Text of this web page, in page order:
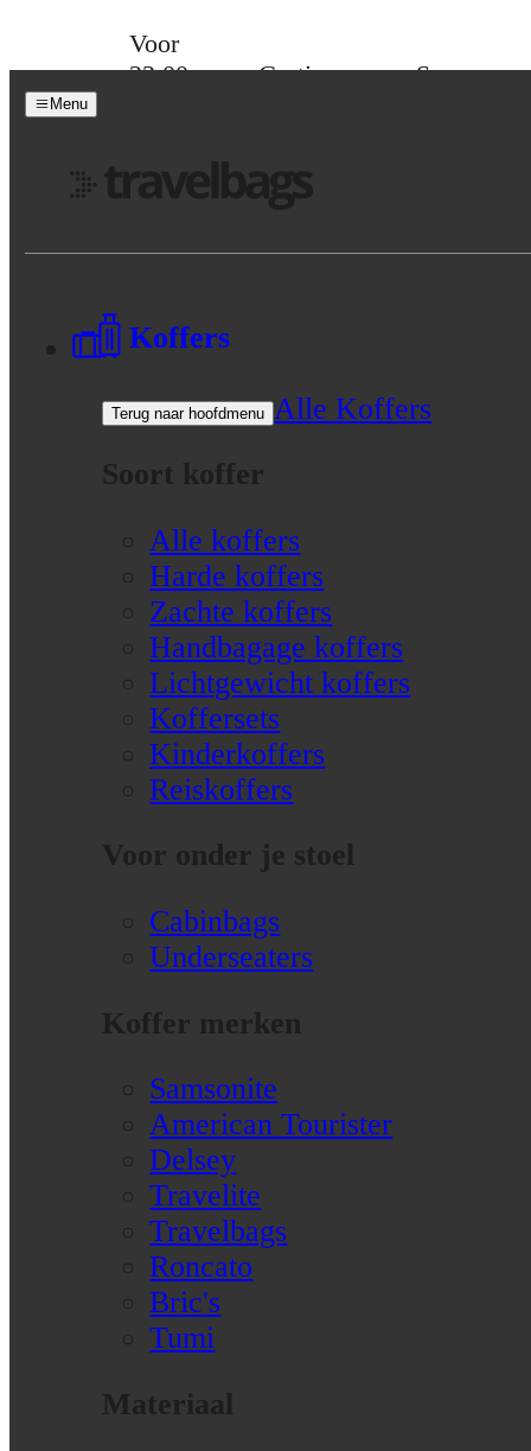
Voor
23:00
Gratis
Spaar
Menu
Koffers
Terug naar hoofdmenu
Alle Koffers
Soort koffer
Alle koffers
Harde koffers
Zachte koffers
Handbagage koffers
Lichtgewicht koffers
Koffersets
Kinderkoffers
Reiskoffers
Voor onder je stoel
Cabinbags
Underseaters
Koffer merken
Samsonite
American Tourister
Delsey
Travelite
Travelbags
Roncato
Bric's
Tumi
Materiaal